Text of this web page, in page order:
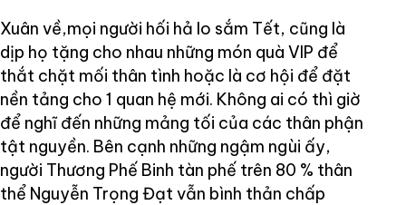
Xuân về,mọi người hối hả lo sắm Tết, cũng là
dịp họ tặng cho nhau những món quà VIP để
thắt chặt mối thân tình hoặc là cơ hội để đặt
nền tảng cho 1 quan hệ mới. Không ai có thì giờ
để nghĩ đến những mảng tối của các thân phận
tật nguyền. Bên cạnh những ngậm ngùi ấy,
người Thương Phế Binh tàn phế trên 80 % thân
thể Nguyễn Trọng Đạt vẫn bình thản chấp